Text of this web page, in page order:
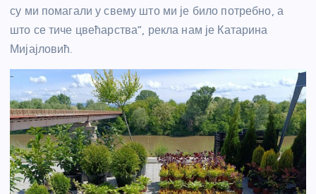
су ми помагали у свему што ми је било потребно, а
што се тиче цвећарства”, рекла нам је Катарина
Мијајловић.